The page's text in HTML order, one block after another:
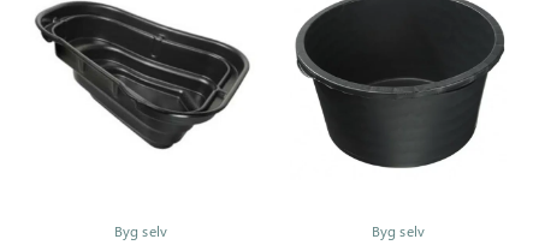
Byg selv Byg selv